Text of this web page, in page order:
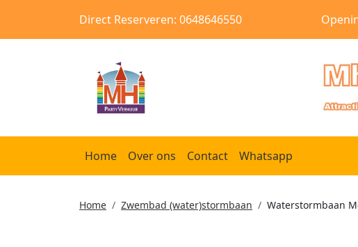
Direct Reserveren: 0648646550
Home Over ons Contact Whatsapp
Home Zwembad (water)stormbaan
Waterstormbaan